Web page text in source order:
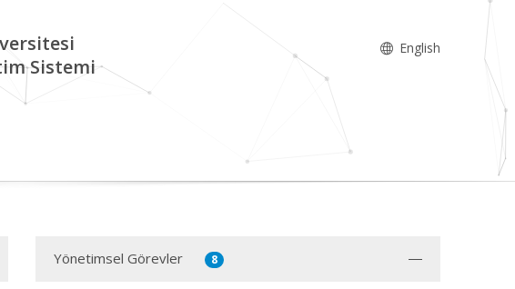
Sistemi
English
Yönetimsel Görevler 8